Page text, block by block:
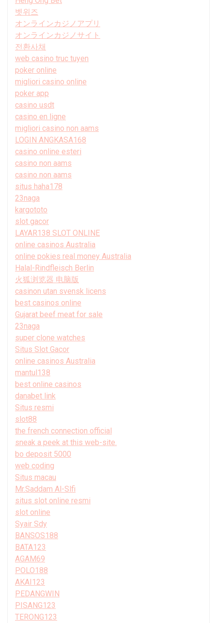
벳위즈
オンラインカジノアプリ
オンラインカジノサイト
전환사채
web casino truc tuyen
poker online
migliori casino online
poker app
casino usdt
casino en ligne
migliori casino non aams
LOGIN ANGKASA168
casino online esteri
casino non aams
casino non aams
situs haha178
23naga
kargototo
slot gacor
LAYAR138 SLOT ONLINE
online casinos Australia
online pokies real money Australia
Halal-Rindfleisch Berlin
火狐浏览器 电脑版
casinon utan svensk licens
best casinos online
Gujarat beef meat for sale
23naga
super clone watches
Situs Slot Gacor
online casinos Australia
mantul138
best online casinos
danabet link
Situs resmi
slot88
the french connection official
sneak a peek at this web-site.
bo deposit 5000
web coding
Situs macau
Mr.Saddam Al-Slfi
situs slot online resmi
slot online
Syair Sdy
BANSOS188
BATA123
AGAM69
POLO188
AKAI123
PEDANGWIN
PISANG123
TERONG123